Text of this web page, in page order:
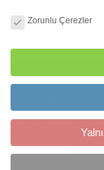
Merkez Yerleşkesi,
İletişim Bilgileri
Zorunlu Çerezler